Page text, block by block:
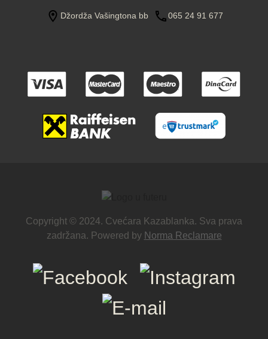
Džordža Vašingtona bb 065 24 91 677
Copyright © 2024. Cvećara Kazablanka. Sva prava
zadržana. Powered by Norma Reclamare